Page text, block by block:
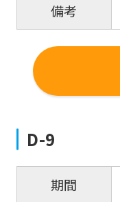
備考
D-9
期間